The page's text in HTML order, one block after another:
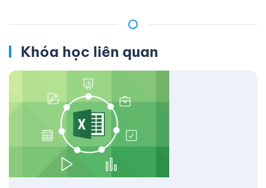
Khóa học liên quan